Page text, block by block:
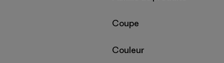
Filtrer par
Coupe
Filtrer par
Couleur